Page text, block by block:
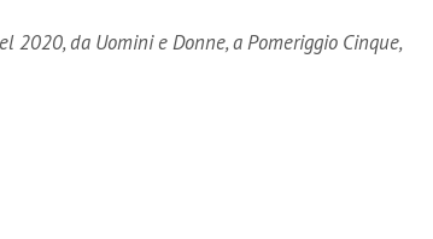
2020, da Uomini e Donne, a Pomeriggio Cinque,